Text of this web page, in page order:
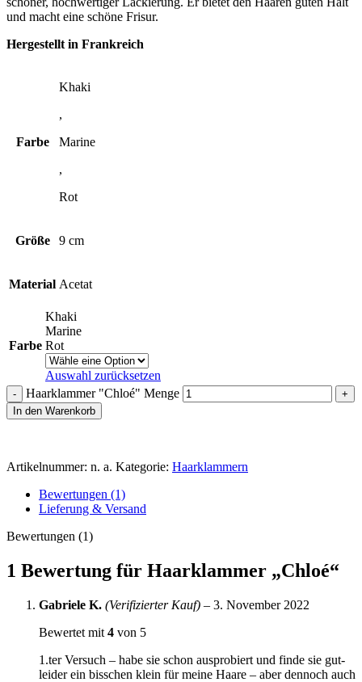
und macht eine schöne Frisur.
Hergestellt in Frankreich
Farbe
Khaki
,
Marine
,
Rot
Größe 9 cm
Material Acetat
Farbe
Khaki
Marine
Rot
Auswahl zurücksetzen
Haarklammer "Chloé" Menge
In den Warenkorb
Artikelnummer: n. a. Kategorie: Haarklammern
Bewertungen (1)
Lieferung & Versand
Bewertungen (1)
1 Bewertung für Haarklammer „Chloé“
Gabriele K. (Verifizierter Kauf) – 3. November 2022
Bewertet mit 4 von 5
1.ter Versuch – habe sie schon ausprobiert und finde sie gut-
leider ein bisschen klein für meine Haare – aber dennoch auch